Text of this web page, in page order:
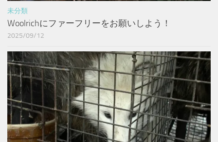
未分類
Woolrichにファーフリーをお願いしよう！
2025/09/12